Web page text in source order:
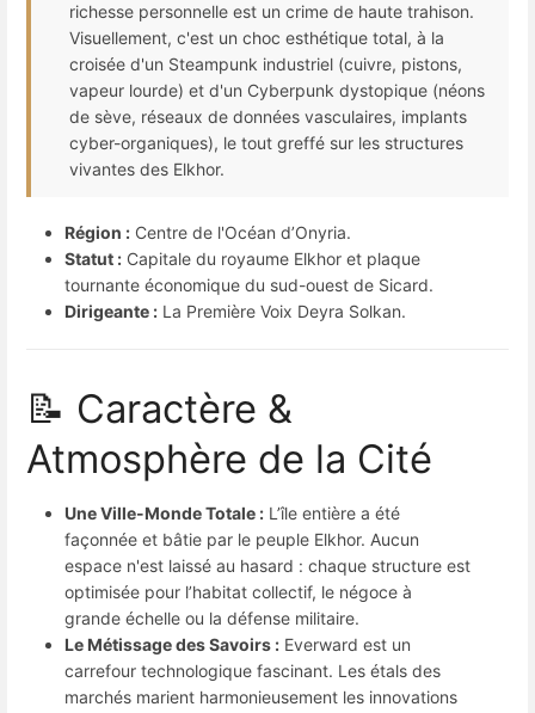
richesse personnelle est un crime de haute trahison.
Visuellement, c'est un choc esthétique total, à la
croisée d'un Steampunk industriel (cuivre, pistons,
vapeur lourde) et d'un Cyberpunk dystopique (néons
de sève, réseaux de données vasculaires, implants
cyber-organiques), le tout greffé sur les structures
vivantes des Elkhor.
Région : Centre de l'Océan d’Onyria.
Statut : Capitale du royaume Elkhor et plaque
tournante économique du sud-ouest de Sicard.
Dirigeante : La Première Voix Deyra Solkan.
📝 Caractère &
Atmosphère de la Cité
Une Ville-Monde Totale : L’île entière a été
façonnée et bâtie par le peuple Elkhor. Aucun
espace n'est laissé au hasard : chaque structure est
optimisée pour l’habitat collectif, le négoce à
grande échelle ou la défense militaire.
Le Métissage des Savoirs : Everward est un
carrefour technologique fascinant. Les étals des
marchés marient harmonieusement les innovations